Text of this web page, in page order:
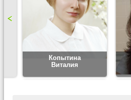
Копытина
Виталия